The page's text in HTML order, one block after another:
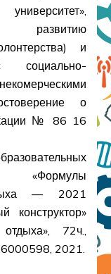
и
социально-
о
№ 86 16
«Формулы
— 2021
конструктор»
72ч.,
2021.